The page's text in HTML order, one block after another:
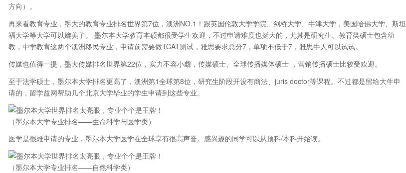
方向）。
再来看教育专业，墨大的教育专业排名世界第7位，澳洲NO.1！跟英国伦敦大学学院、剑桥大学、牛津大学，美国哈佛大学、斯坦
福大学等大学可以媲美了。 墨尔本大学教育本硕都很受学生欢迎，不过申请难度也挺大的，尤其是研究生。教育类硕士包含幼
教，中学教育这两个澳洲移民专业，申请前需要做TCAT测试，雅思要求总分7，单项不低于7，雅思牛人可以试试。
传媒也值得一提，墨大传媒排名世界第22位，实力不容小觑，传媒硕士、全球传播媒体硕士 ，营销传播硕士比较受欢迎。
至于法学硕士，墨尔本大学排名更高了，澳洲第1全球第8位，研究生阶段开设有商法、juris doctor等课程。不过都是留给大牛申
请的，留学益网帮助几个北京大学毕业的学生申请到这些专业。
（墨尔本大学专业排名——生命科学与医学类）
医学是很难申请的专业，墨尔本大学医学在全球享有很高声誉。感兴趣的同学可以从预科/本科开始读。
（墨尔本大学专业排名——自然科学类）